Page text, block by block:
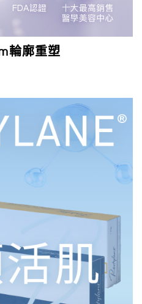
輪廓重塑